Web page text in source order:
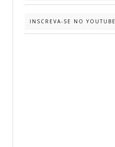
INSCREVA-SE NO YOUTUBE